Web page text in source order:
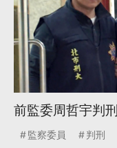
前監委周哲宇判
監察委員 判刑